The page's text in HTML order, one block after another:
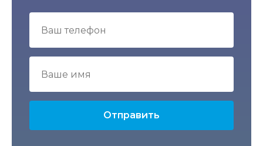
Отправить